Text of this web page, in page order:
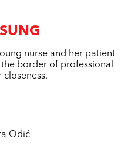
nurse and her patient
border of professional
Odić